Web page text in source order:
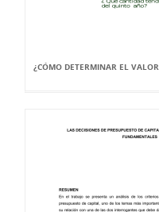
¿CÓMO DETERMINAR EL